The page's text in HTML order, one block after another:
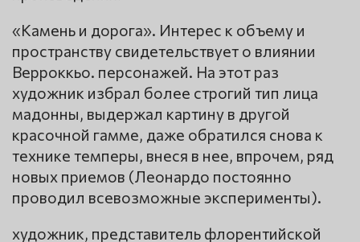
«Камень и дорога». Интерес к объему и
пространству свидетельствует о влиянии
Верроккьо. персонажей. На этот раз
художник избрал более строгий тип лица
мадонны, выдержал картину в другой
красочной гамме, даже обратился снова к
технике темперы, внеся в нее, впрочем, ряд
новых приемов (Леонардо постоянно
проводил всевозможные эксперименты).
художник, представитель флорентийской